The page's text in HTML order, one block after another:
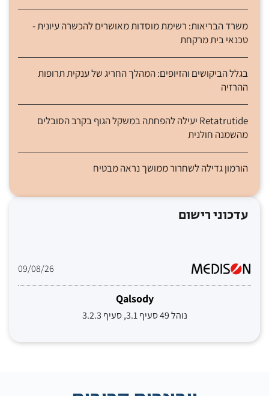
משרד הבריאות: רשימת מוסדות מאושרים להכשרה עיונית -
טכנאי בית מרקחת
בגלל הביקושים והזיופים: המהלך החריג של ענקית תרופות
ההרזיה
Retatrutide יעילה להפחתה במשקל הגוף בקרב הסובלים
מהשמנה חולנית
הורמון גדילה לשחרור ממושך נראה מבטיח
עדכוני רישום
09/08/26
Qalsody
נוהל 49 סעיף 3.1, סעיף 3.2.3